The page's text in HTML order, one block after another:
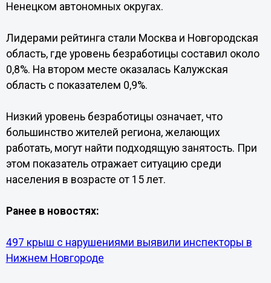
Ненецком автономных округах.
Лидерами рейтинга стали Москва и Новгородская
область, где уровень безработицы составил около
0,8%. На втором месте оказалась Калужская
область с показателем 0,9%.
Низкий уровень безработицы означает, что
большинство жителей региона, желающих
работать, могут найти подходящую занятость. При
этом показатель отражает ситуацию среди
населения в возрасте от 15 лет.
Ранее в новостях:
497 крыш с нарушениями выявили инспекторы в
Нижнем Новгороде